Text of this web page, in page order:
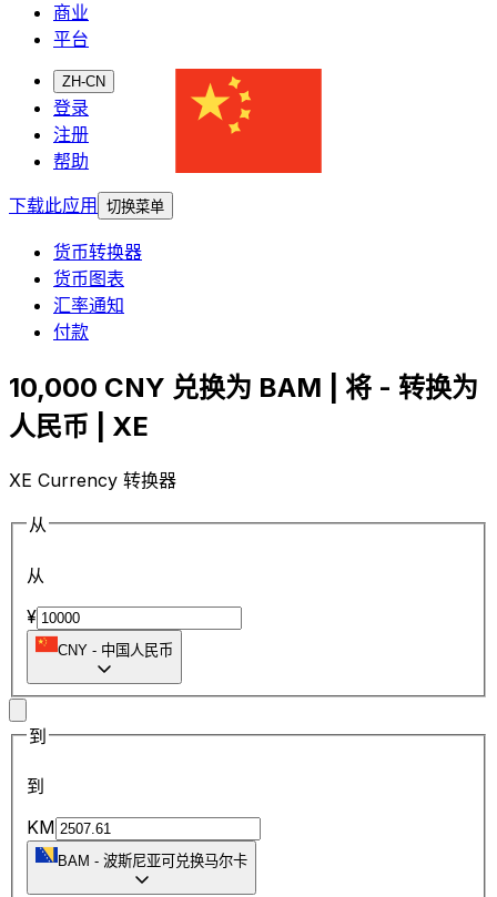
商业
平台
ZH-CN
登录
注册
帮助
下载此应用
切换菜单
货币转换器
货币图表
汇率通知
付款
10,000 CNY 兑换为 BAM | 将 - 转换为
人民币 | XE
XE Currency 转换器
从
从
¥
CNY - 中国人民币
到
到
KM
BAM - 波斯尼亚可兑换马尔卡